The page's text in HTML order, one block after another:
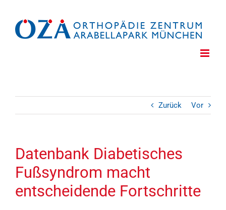
springen
Zurück Vor
Datenbank Diabetisches
Fußsyndrom macht
entscheidende Fortschritte